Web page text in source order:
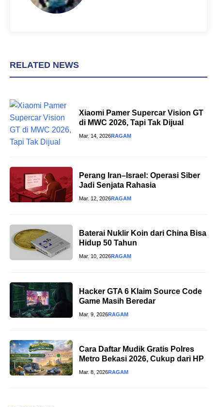
RELATED NEWS
Xiaomi Pamer Supercar Vision GT
di MWC 2026, Tapi Tak Dijual
Mar. 14, 2026RAGAM
Perang Iran–Israel: Operasi Siber
Jadi Senjata Rahasia
Mar. 12, 2026RAGAM
Baterai Nuklir Koin dari China Bisa
Hidup 50 Tahun
Mar. 10, 2026RAGAM
Hacker GTA 6 Klaim Source Code
Game Masih Beredar
Mar. 9, 2026RAGAM
Cara Daftar Mudik Gratis Polres
Metro Bekasi 2026, Cukup dari HP
Mar. 8, 2026RAGAM